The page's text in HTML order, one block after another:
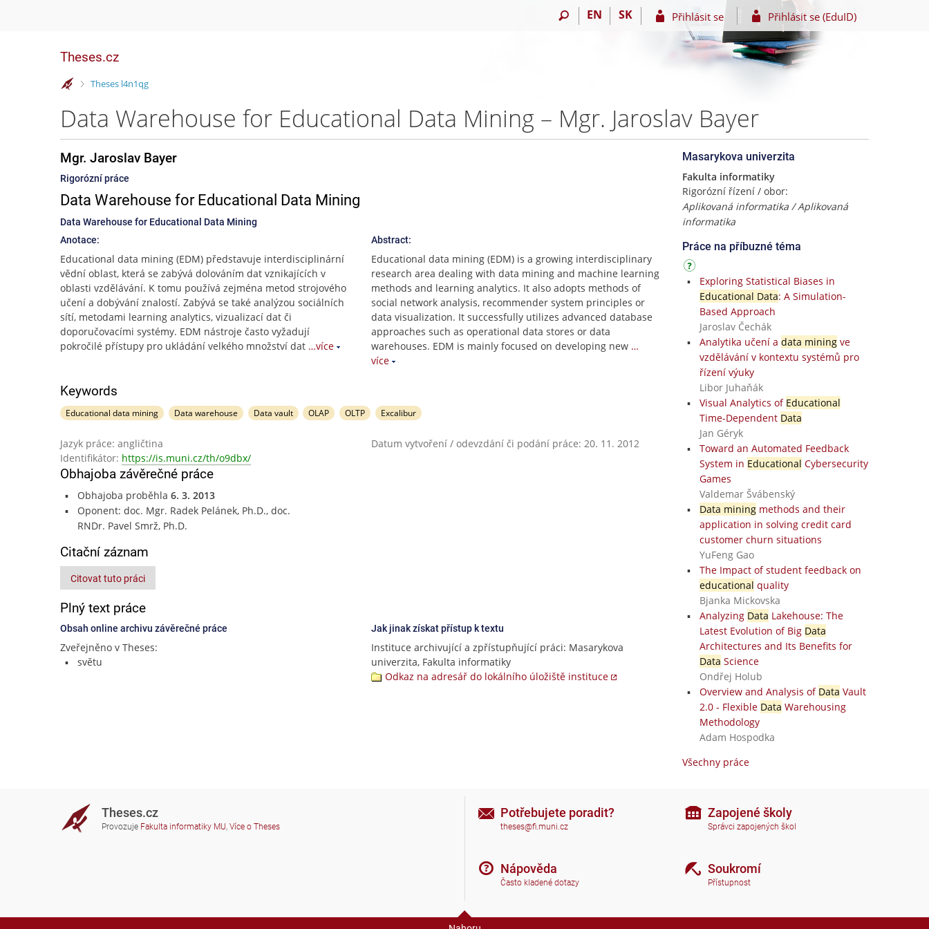
EN SK Přihlásit se Přihlásit se (EduID)
Theses.cz
>
Theses l4n1qg
Data Warehouse for Educational Data Mining – Mgr. Jaroslav Bayer
Mgr. Jaroslav Bayer
Rigorózní práce
Data Warehouse for Educational Data Mining
Data Warehouse for Educational Data Mining
Anotace:
Educational data mining (EDM) představuje interdisciplinární
vědní oblast, která se zabývá dolováním dat vznikajících v
oblasti vzdělávání. K tomu používá zejména metod strojového
učení a dobývání znalostí. Zabývá se také analýzou sociálních
sítí, metodami learning analytics, vizualizací dat či
doporučovacími systémy. EDM nástroje často vyžadují
pokročilé přístupy pro ukládání velkého množství dat …více
Abstract:
Educational data mining (EDM) is a growing interdisciplinary
research area dealing with data mining and machine learning
methods and learning analytics. It also adopts methods of
social network analysis, recommender system principles or
data visualization. It successfully utilizes advanced database
approaches such as operational data stores or data
warehouses. EDM is mainly focused on developing new …
více
Keywords
Educational data mining Data warehouse Data vault OLAP OLTP Excalibur
Jazyk práce: angličtina
Datum vytvoření / odevzdání či podání práce: 20. 11. 2012
Identifikátor: https://is.muni.cz/th/o9dbx/
Obhajoba závěrečné práce
Obhajoba proběhla 6. 3. 2013
Oponent: doc. Mgr. Radek Pelánek, Ph.D., doc.
RNDr. Pavel Smrž, Ph.D.
Citační záznam
Citovat tuto práci
Plný text práce
Obsah online archivu závěrečné práce
Zveřejněno v Theses:
světu
Jak jinak získat přístup k textu
Instituce archivující a zpřístupňující práci: Masarykova
univerzita, Fakulta informatiky
Odkaz na adresář do lokálního úložiště instituce
Masarykova univerzita
Fakulta informatiky
Rigorózní řízení / obor:
Aplikovaná informatika / Aplikovaná
informatika
Práce na příbuzné téma
Exploring Statistical Biases in
Educational Data: A Simulation-
Based Approach
Jaroslav Čechák
Analytika učení a data miningve
vzdělávání v kontextu systémů pro
řízení výuky
Libor Juhaňák
Visual Analytics of Educational
Time-Dependent Data
Jan Géryk
Toward an Automated Feedback
System in Educational Cybersecurity
Games
Valdemar Švábenský
Data miningmethods and their
application in solving credit card
customer churn situations
YuFeng Gao
The Impact of student feedback on
educational quality
Bjanka Mickovska
Analyzing Data Lakehouse: The
Latest Evolution of Big Data
Architectures and Its Benefits for
Data Science
Ondřej Holub
Overview and Analysis of Data Vault
2.0 - Flexible Data Warehousing
Methodology
Adam Hospodka
Všechny práce
Theses.cz
Provozuje Fakulta informatiky MU, Více o Theses
Potřebujete poradit?
theses@fi.muni.cz
Nápověda
Často kladené dotazy
Zapojené školy
Správci zapojených škol
Soukromí
Přístupnost